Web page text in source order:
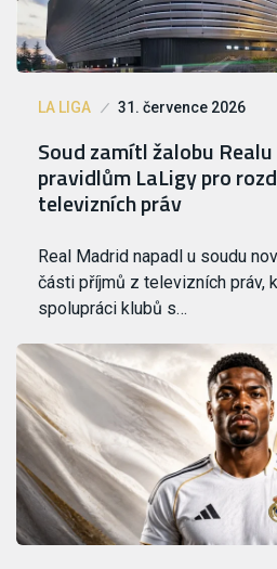
LA LIGA 31. července 2026
Soud zamítl žalobu
pravidlům LaLigy pro
televizních práv
Real Madrid napadl u soudu
části příjmů z televizních práv,
spolupráci klubů s…